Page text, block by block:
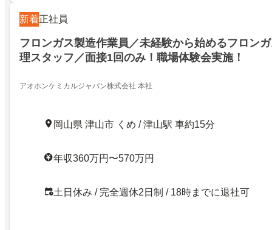
新着正社員
フロンガス製造作業員／未経験から始めるフロン
理スタッフ／面接1回のみ！職場体験会実施！
アオホンケミカルジャパン株式会社 本社
岡山県 津山市 くめ / 津山駅 車約15分
年収360万円〜570万円
土日休み / 完全週休2日制 / 18時までに退社可